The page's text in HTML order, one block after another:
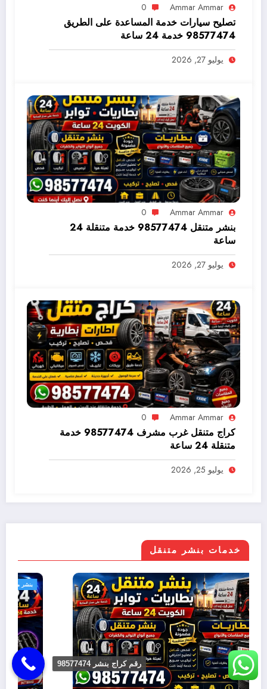
Ammar Ammar
0
تصليح سيارات خدمة المساعدة على الطريق
98577474 خدمة 24 ساعة
يوليو 27, 2026
Ammar Ammar
0
بنشر متنقل 98577474 خدمة متنقلة 24
ساعة
يوليو 27, 2026
Ammar Ammar
0
كراج متنقل غرب مشرف 98577474 خدمة
متنقلة 24 ساعة
يوليو 25, 2026
خدمات بنشر متنقل
بنشر متنقل
رقم كراج بنشر 98577474